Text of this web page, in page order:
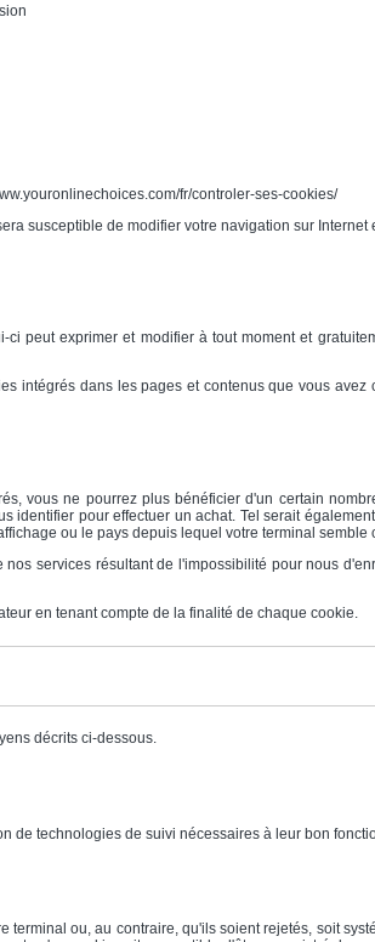
fr/controler-ses-cookies/
susceptible de modifier votre navigation sur
peut exprimer et modifier à tout moment et
dans les pages et contenus que vous
vous ne pourrez plus bénéficier d'un certain
pour effectuer un achat. Tel serait
ou le pays depuis lequel votre terminal semble
services résultant de l'impossibilité pour nous
en tenant compte de la finalité de chaque cookie.
décrits ci-dessous.
de technologies de suivi nécessaires à leur bon
ou, au contraire, qu'ils soient rejetés, soit